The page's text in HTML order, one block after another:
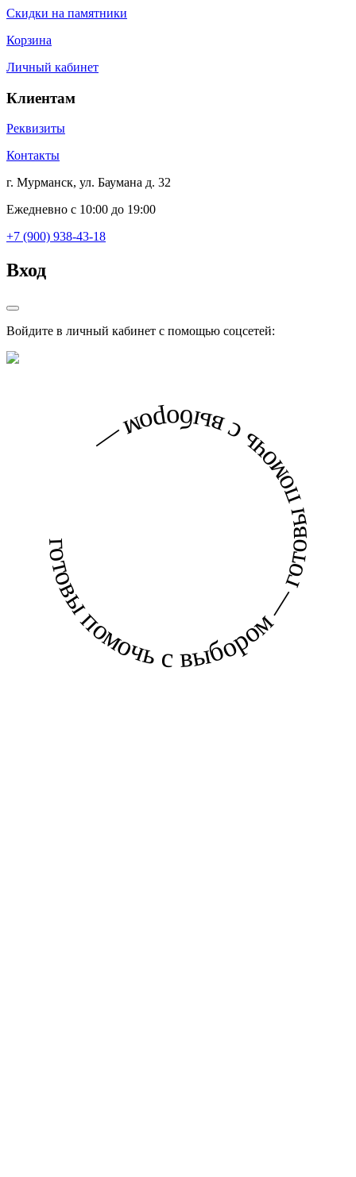
Скидки на памятники
Корзина
Личный кабинет
Клиентам
Реквизиты
Контакты
г. Мурманск, ул. Баумана д. 32
Ежедневно с 10:00 до 19:00
+7 (900) 938-43-18
Вход
Войдите в личный кабинет с помощью соцсетей:
готовы помочь с выбором — готовы помочь с выбором —